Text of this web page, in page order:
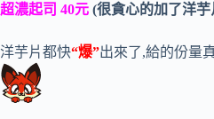
超濃起司 40元 (很貪心的加了洋
洋芋片都快“爆”出來了,給的份量